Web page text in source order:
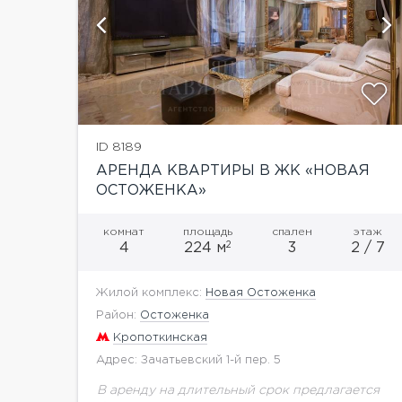
ID 8189
АРЕНДА КВАРТИРЫ В ЖК «НОВАЯ
ОСТОЖЕНКА»
комнат
4
площадь
224 м2
спален
3
этаж
2 / 7
Жилой комплекс: Новая Остоженка
Район: Остоженка
Кропоткинская
Адрес: Зачатьевский 1-й пер. 5
В аренду на длительный срок предлагается
показать ещё 13 фотографий